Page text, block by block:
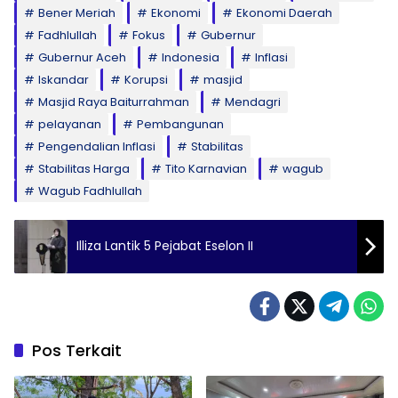
Bener Meriah
Ekonomi
Ekonomi Daerah
Fadhlullah
Fokus
Gubernur
Gubernur Aceh
Indonesia
Inflasi
Iskandar
Korupsi
masjid
Masjid Raya Baiturrahman
Mendagri
pelayanan
Pembangunan
Pengendalian Inflasi
Stabilitas
Stabilitas Harga
Tito Karnavian
wagub
Wagub Fadhlullah
Illiza Lantik 5 Pejabat Eselon II
Pos Terkait